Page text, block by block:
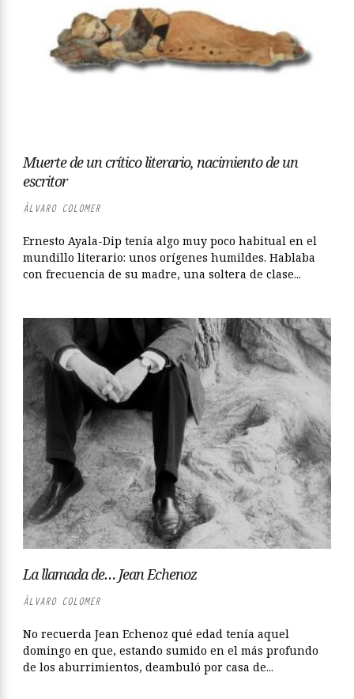
Muerte de un crítico literario, nacimiento de un
escritor
ÁLVARO COLOMER
Ernesto Ayala-Dip tenía algo muy poco habitual en el
mundillo literario: unos orígenes humildes. Hablaba
con frecuencia de su madre, una soltera de clase...
La llamada de… Jean Echenoz
ÁLVARO COLOMER
No recuerda Jean Echenoz qué edad tenía aquel
domingo en que, estando sumido en el más profundo
de los aburrimientos, deambuló por casa de...